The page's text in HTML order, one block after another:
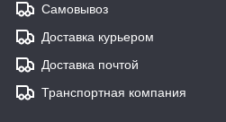
Самовывоз
Доставка курьером
Доставка почтой
Транспортная компания